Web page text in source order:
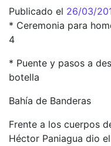
Publicado el 26/03/
* Ceremonia para
4
* Puente y pasos a
botella
Bahía de Banderas
Frente a los cuerpos
Héctor Paniagua dio